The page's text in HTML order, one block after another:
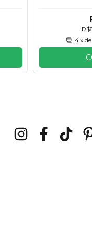
4 x de